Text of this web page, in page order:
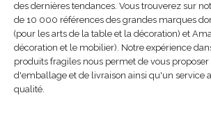
des dernières tendances. Vous trouverez sur
de 10 000 références des grandes marques
(pour les arts de la table et la décoration) et
décoration et le mobilier). Notre expérience
produits fragiles nous permet de vous
d'emballage et de livraison ainsi qu'un service
qualité.